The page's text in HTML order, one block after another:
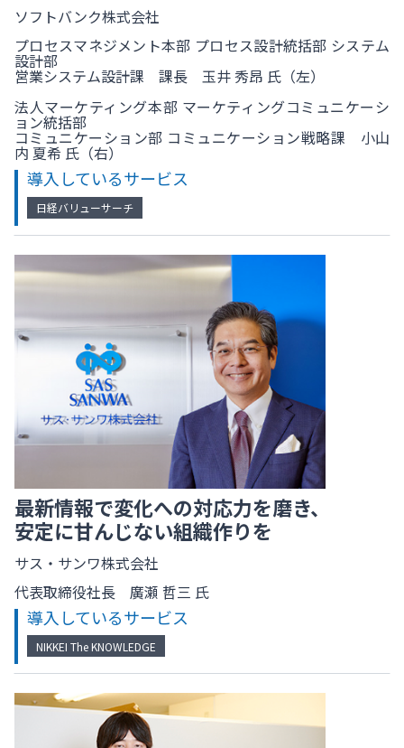
ソフトバンク株式会社
プロセスマネジメント本部 プロセス設計統括部 システム
設計部
営業システム設計課 課長 玉井 秀昂 氏（左）
法人マーケティング本部 マーケティングコミュニケーシ
ョン統括部
コミュニケーション部 コミュニケーション戦略課 小山
内 夏希 氏（右）
導入しているサービス
日経バリューサーチ
最新情報で変化への対応力を磨き、
安定に甘んじない組織作りを
サス・サンワ株式会社
代表取締役社長 廣瀬 哲三 氏
導入しているサービス
NIKKEI The KNOWLEDGE